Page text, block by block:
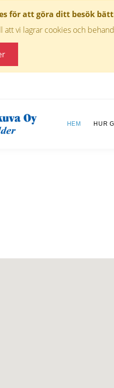
för att göra ditt besök
att vi lagrar cookies och
HEM HUR